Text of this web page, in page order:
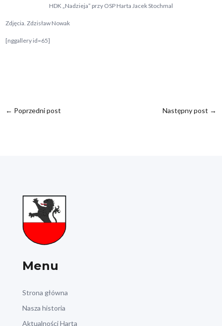
HDK „Nadzieja” przy OSP Harta Jacek Stochmal
Zdjęcia. Zdzisław Nowak
[nggallery id=65]
← Poprzedni post Następny post →
Menu
Strona główna
Nasza historia
Aktualności Harta